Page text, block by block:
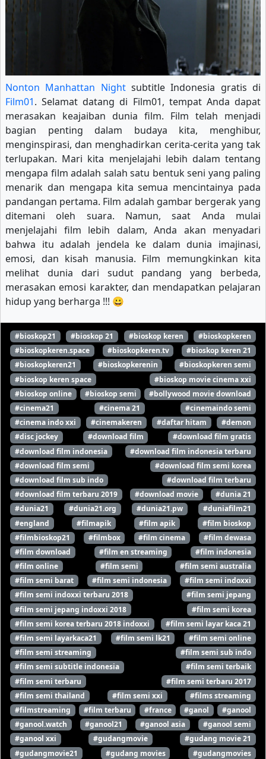
Nonton Manhattan Nightsubtitle Indonesia gratis di
Film01. Selamat datang di Film01, tempat Anda dapat
merasakan keajaiban dunia film. Film telah menjadi
bagian penting dalam budaya kita, menghibur,
menginspirasi, dan menghadirkan cerita-cerita yang tak
terlupakan. Mari kita menjelajahi lebih dalam tentang
mengapa film adalah salah satu bentuk seni yang paling
menarik dan mengapa kita semua mencintainya pada
pandangan pertama. Film adalah gambar bergerak yang
ditemani oleh suara. Namun, saat Anda mulai
menjelajahi film lebih dalam, Anda akan menyadari
bahwa itu adalah jendela ke dalam dunia imajinasi,
emosi, dan kisah manusia. Film memungkinkan kita
melihat dunia dari sudut pandang yang berbeda,
merasakan emosi karakter, dan mendapatkan pelajaran
hidup yang berharga !!! 😀
#bioskop21 #bioskop 21 #bioskop keren
#bioskopkeren
#bioskopkeren.space
#bioskopkeren.tv
#bioskop keren 21
#bioskopkeren21
#bioskopkerenin
#bioskopkeren semi
#bioskop keren space
#bioskop movie cinema xxi
#bioskop online
#bioskop semi
#bollywood movie download
#cinema21
#cinema 21
#cinemaindo semi
#cinema indo xxi
#cinemakeren #daftar hitam
#demon
#disc jockey
#download film
#download film gratis
#download film indonesia
#download film indonesia terbaru
#download film semi
#download film semi korea
#download film sub indo
#download film terbaru
#download film terbaru 2019
#download movie
#dunia 21
#dunia21
#dunia21.org #dunia21.pw
#duniafilm21
#england
#filmapik #film apik
#film bioskop
#filmbioskop21
#filmbox #film cinema
#film dewasa
#film download
#film en streaming
#film indonesia
#film online
#film semi
#film semi australia
#film semi barat
#film semi indonesia
#film semi indoxxi
#film semi indoxxi terbaru 2018
#film semi jepang
#film semi jepang indoxxi 2018
#film semi korea
#film semi korea terbaru 2018 indoxxi
#film semi layar kaca 21
#film semi layarkaca21
#film semi lk21
#film semi online
#film semi streaming
#film semi sub indo
#film semi subtitle indonesia
#film semi terbaik
#film semi terbaru
#film semi terbaru 2017
#film semi thailand
#film semi xxi
#films streaming
#filmstreaming
#film terbaru #france #ganol
#ganool
#ganool.watch
#ganool21 #ganool asia
#ganool semi
#ganool xxi
#gudangmovie
#gudang movie 21
#gudangmovie21
#gudang movies
#gudangmovies